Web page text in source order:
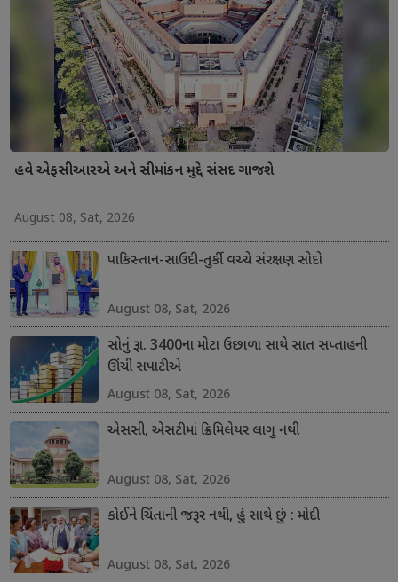
હવે એફસીઆરએ અને સીમાંકન મુદ્દે સંસદ ગાજશે
August 08, Sat, 2026
પાકિસ્તાન-સાઉદી-તુર્કી વચ્ચે સંરક્ષણ સોદો
August 08, Sat, 2026
સોનું રૂા. 3400ના મોટા ઉછાળા સાથે સાત સપ્તાહની
ઊંચી સપાટીએ
August 08, Sat, 2026
એસસી, એસટીમાં ક્રિમિલેયર લાગુ નથી
August 08, Sat, 2026
કોઈને ચિંતાની જરૂર નથી, હું સાથે છું : મોદી
August 08, Sat, 2026